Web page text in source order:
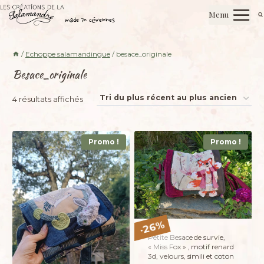
Aller
au
made in cévennes
Menu
/ Echoppe salamandingue / besace_originale
Besace_originale
4 résultats affichésTrié
plus
récent
au
plus
ancien
Promo ! Promo !
-26%
Petite Besace de survie,
« Miss Fox » , motif renard
3d, velours, simili et coton